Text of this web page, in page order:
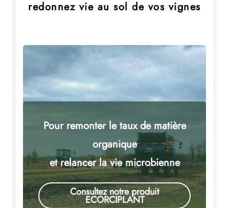
redonnez vie au sol de vos vignes
Pour remonter le taux de matière
organique
et relancer la vie microbienne
Consultez notre produit
ECORCIPLANT